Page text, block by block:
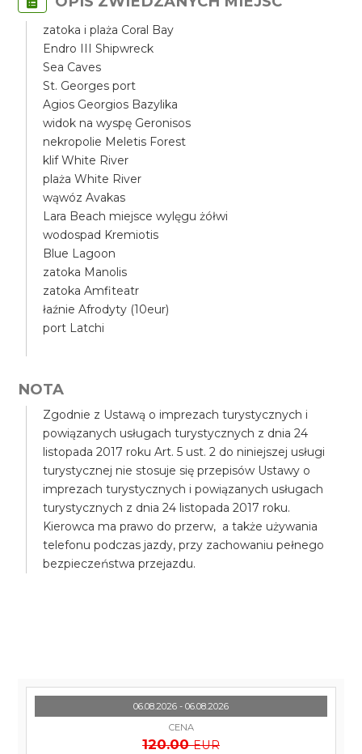
zatoka i plaża Coral Bay
Endro III Shipwreck
Sea Caves
St. Georges port
Agios Georgios Bazylika
widok na wyspę Geronisos
nekropolie Meletis Forest
klif White River
plaża White River
wąwóz Avakas
Lara Beach miejsce wylęgu żółwi
wodospad Kremiotis
Blue Lagoon
zatoka Manolis
zatoka Amfiteatr
łaźnie Afrodyty (10eur)
port Latchi
NOTA
Zgodnie z Ustawą o imprezach turystycznych i
powiązanych usługach turystycznych z dnia 24
listopada 2017 roku Art. 5 ust. 2 do niniejszej usługi
turystycznej nie stosuje się przepisów Ustawy o
imprezach turystycznych i powiązanych usługach
turystycznych z dnia 24 listopada 2017 roku.
Kierowca ma prawo do przerw, a także używania
telefonu podczas jazdy, przy zachowaniu pełnego
bezpieczeństwa przejazdu.
06.08.2026 - 06.08.2026
CENA
120.00 EUR